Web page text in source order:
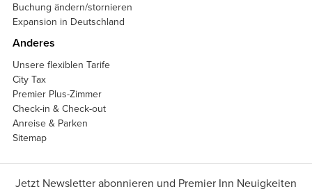
Buchung ändern/stornieren
Expansion in Deutschland
Anderes
Unsere flexiblen Tarife
City Tax
Premier Plus-Zimmer
Check-in & Check-out
Anreise & Parken
Sitemap
Jetzt Newsletter abonnieren und Premier Inn Neuigkeiten